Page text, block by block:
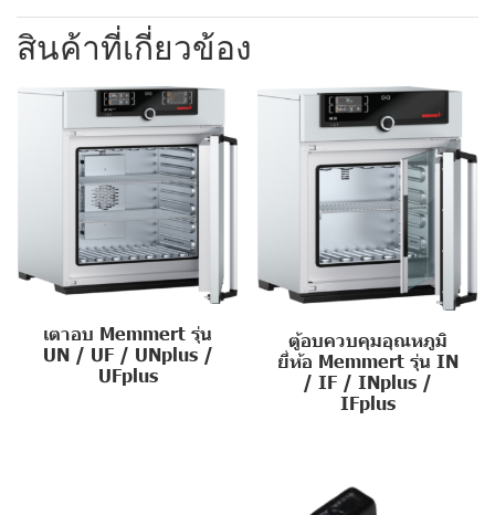
สินค้าที่เกี่ยวข้อง
เตาอบ Memmert รุ่น
UN / UF / UNplus /
UFplus
ตู้อบควบคุมอุณหภูมิ
ยี่ห้อ Memmert รุ่น IN
/ IF / INplus /
IFplus